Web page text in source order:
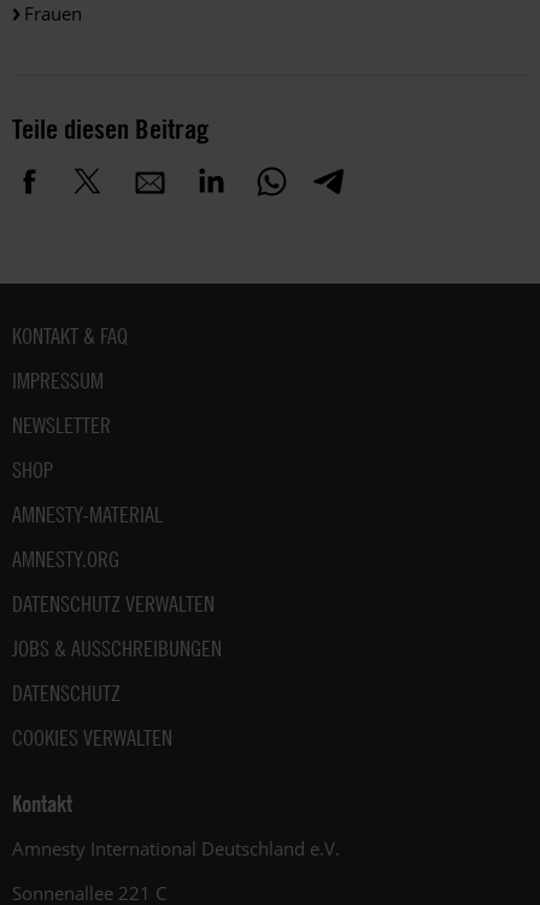
Frauen
Teile diesen Beitrag
Fußbereich
KONTAKT & FAQ
IMPRESSUM
NEWSLETTER
SHOP
AMNESTY-MATERIAL
AMNESTY.ORG
DATENSCHUTZ VERWALTEN
JOBS & AUSSCHREIBUNGEN
DATENSCHUTZ
COOKIES VERWALTEN
Kontakt
Amnesty International Deutschland e.V.
Sonnenallee 221 C